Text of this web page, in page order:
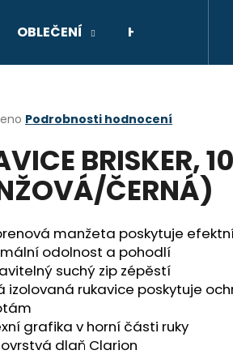
OBLEČENÍ HELMY
Podrobnosti hodnocení
BRISKER,
ČERNÁ)
manžeta poskytuje
odolnost a pohodlí
suchý zip zépěstí
izolovaná rukavice poskytuje
grafika v horní části ruky
dlaň Clarion
V-STROM 800DE